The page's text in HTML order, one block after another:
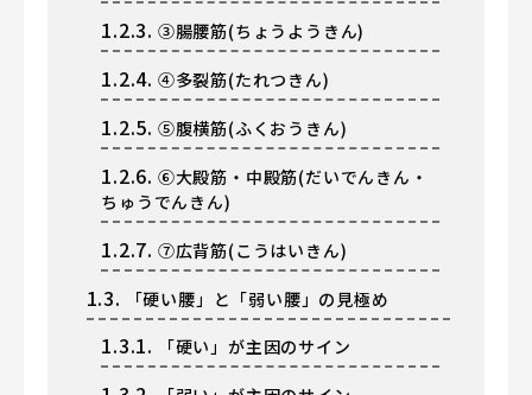
1.2.3. ③腸腰筋(ちょうようきん)
1.2.4. ④多裂筋(たれつきん)
1.2.5. ⑤腹横筋(ふくおうきん)
1.2.6. ⑥大殿筋・中殿筋(だいでんきん・
ちゅうでんきん)
1.2.7. ⑦広背筋(こうはいきん)
1.3. 「硬い腰」と「弱い腰」の見極め
1.3.1. 「硬い」が主因のサイン